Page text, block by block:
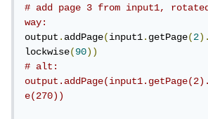
# add page 3 from input1,
way:
output.addPage(input1.getPage(2
lockwise(90))
# alt:
e(270))